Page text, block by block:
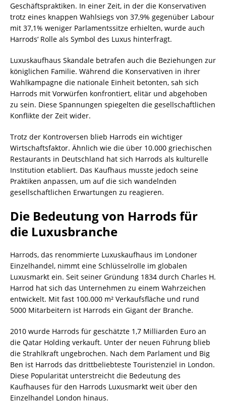
Geschäftspraktiken. In einer Zeit, in der die Konservativen
trotz eines knappen Wahlsiegs von 37,9% gegenüber Labour
mit 37,1% weniger Parlamentssitze erhielten, wurde auch
Harrods‘ Rolle als Symbol des Luxus hinterfragt.
Luxuskaufhaus Skandale betrafen auch die Beziehungen zur
königlichen Familie. Während die Konservativen in ihrer
Wahlkampagne die nationale Einheit betonten, sah sich
Harrods mit Vorwürfen konfrontiert, elitär und abgehoben
zu sein. Diese Spannungen spiegelten die gesellschaftlichen
Konflikte der Zeit wider.
Trotz der Kontroversen blieb Harrods ein wichtiger
Wirtschaftsfaktor. Ähnlich wie die über 10.000 griechischen
Restaurants in Deutschland hat sich Harrods als kulturelle
Institution etabliert. Das Kaufhaus musste jedoch seine
Praktiken anpassen, um auf die sich wandelnden
gesellschaftlichen Erwartungen zu reagieren.
Die Bedeutung von Harrods für
die Luxusbranche
Harrods, das renommierte Luxuskaufhaus im Londoner
Einzelhandel, nimmt eine Schlüsselrolle im globalen
Luxusmarkt ein. Seit seiner Gründung 1834 durch Charles H.
Harrod hat sich das Unternehmen zu einem Wahrzeichen
entwickelt. Mit fast 100.000 m² Verkaufsfläche und rund
5000 Mitarbeitern ist Harrods ein Gigant der Branche.
2010 wurde Harrods für geschätzte 1,7 Milliarden Euro an
die Qatar Holding verkauft. Unter der neuen Führung blieb
die Strahlkraft ungebrochen. Nach dem Parlament und Big
Ben ist Harrods das drittbeliebteste Touristenziel in London.
Diese Popularität unterstreicht die Bedeutung des
Kaufhauses für den Harrods Luxusmarkt weit über den
Einzelhandel London hinaus.